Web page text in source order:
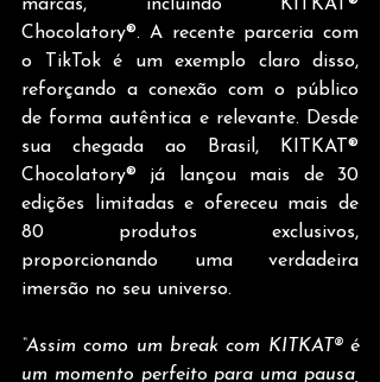
marcas, incluindo KITKAT®
Chocolatory®. A recente parceria com
o TikTok é um exemplo claro disso,
reforçando a conexão com o público
de forma autêntica e relevante. Desde
sua chegada ao Brasil, KITKAT®
Chocolatory® já lançou mais de 30
edições limitadas e ofereceu mais de
80 produtos exclusivos,
proporcionando uma verdadeira
imersão no seu universo.
“Assim como um break com KITKAT® é
um momento perfeito para uma pausa,